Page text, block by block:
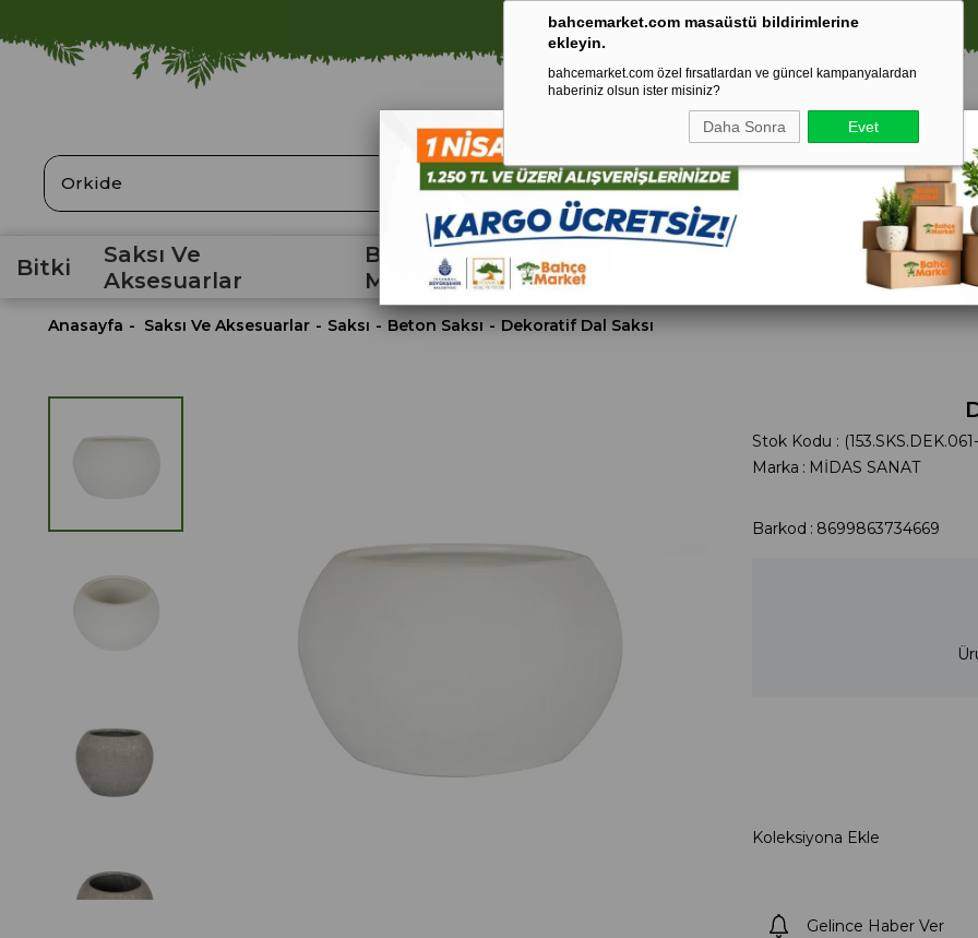
bahcemarket.com masaüstü bildirimlerine
ekleyin.
bahcemarket.com özel fırsatlardan ve güncel kampanyalardan
haberiniz olsun ister misiniz?
Daha Sonra Evet
🚀 1250 TL ÜZERİ ALIŞVERİŞLERDE KARGO ÜCRETSİZ!
ARA
Bitki
Saksı Ve
Aksesuarlar
Bahçe
Malzemeleri
Anasayfa Saksı Ve Aksesuarlar Saksı Beton Saksı Dekoratif Dal Saksı
Stok Kodu
Marka : MİDAS SANAT
Barkod : 8699863734669
Koleksiyona Ekle
Gelince Haber Ver